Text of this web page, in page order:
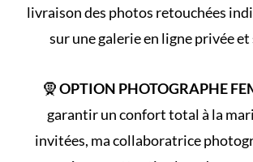
livraison des photos retouchées
sur une galerie en ligne privée et
🧕OPTION PHOTOGRAPHE
garantir un confort total à la
invitées, ma collaboratrice